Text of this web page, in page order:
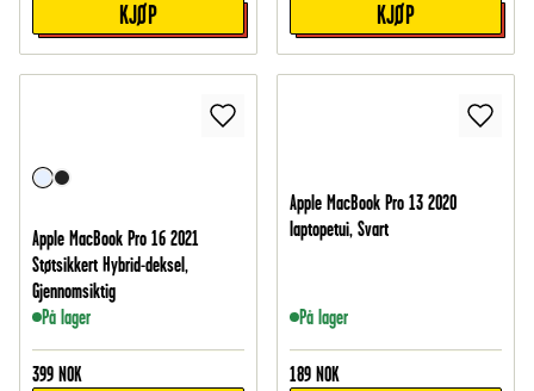
KJØP KJØP
Apple MacBook Pro 16 2021
Støtsikkert Hybrid-deksel,
Gjennomsiktig
På lager
399 NOK
Apple MacBook Pro 13 2020
laptopetui, Svart
På lager
189 NOK